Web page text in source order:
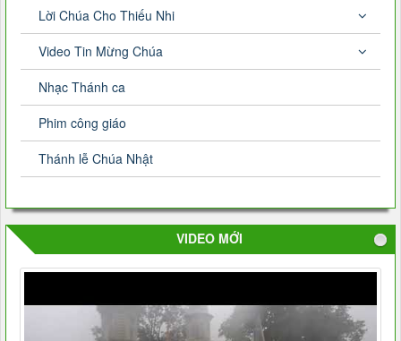
Lời Chúa Cho Thiếu Nhi
Video Tin Mừng Chúa
Nhạc Thánh ca
Phim công giáo
Thánh lễ Chúa Nhật
VIDEO MỚI